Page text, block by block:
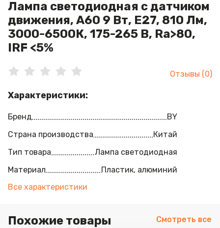
Лампа светодиодная с датчиком
движения, А60 9 Вт, Е27, 810 Лм,
3000-6500К, 175-265 В, Ra>80,
IRF <5%
Отзывы (0)
Характеристики:
Бренд
BY
Страна производства
Китай
Тип товара
Лампа светодиодная
Материал
Пластик, алюминий
Все характеристики
Похожие товары Смотреть все